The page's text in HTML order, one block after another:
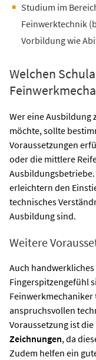
Studium im
Feinwerktechnik
Vorbildung wie
Welchen
Wer eine Ausbildung
möchte, sollte
Voraussetzungen
oder die mittlere
erleichtern den
technisches
Ausbildung sind.
Weitere
Auch
Fingerspitzengefühl
anspruchsvollen
Voraussetzung ist
Zeichnungen, da
Zudem helfen ein